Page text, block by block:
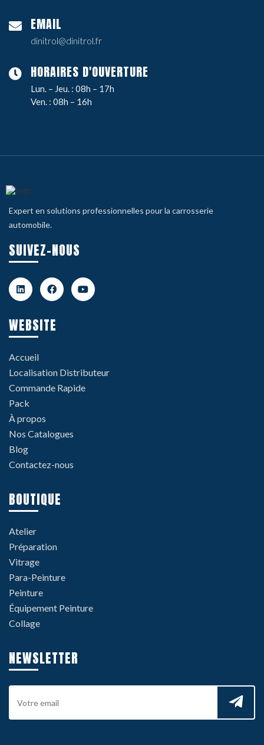
EMAIL
dinitrol@dinitrol.fr
HORAIRES D'OUVERTURE
Lun. – Jeu. : 08h – 17h
Ven. : 08h – 16h
Expert en solutions professionnelles pour la carrosserie
automobile.
SUIVEZ-NOUS
WEBSITE
Accueil
Localisation Distributeur
Commande Rapide
Pack
À propos
Nos Catalogues
Blog
Contactez-nous
BOUTIQUE
Atelier
Préparation
Vitrage
Para-Peinture
Peinture
Équipement Peinture
Collage
NEWSLETTER